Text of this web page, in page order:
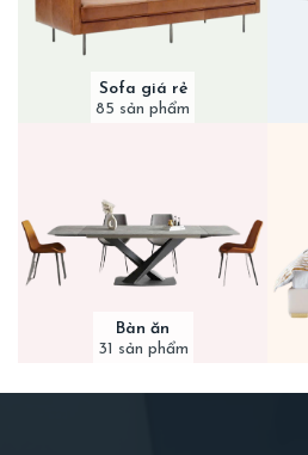
Sofa giá rẻ
85 sản phẩm
Bàn ăn
31 sản phẩm